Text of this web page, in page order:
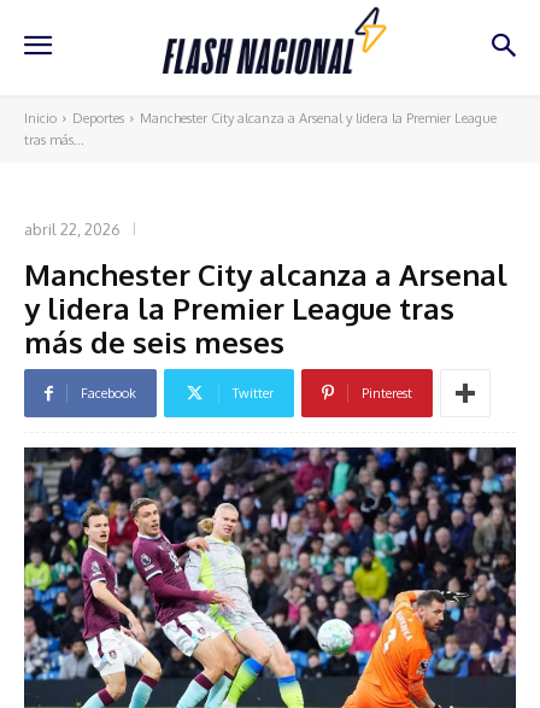
Inicio Deportes
Manchester City alcanza a Arsenal y lidera la Premier League
tras más...
abril 22, 2026
Manchester City alcanza a Arsenal
y lidera la Premier League tras
más de seis meses
Facebook Twitter Pinterest